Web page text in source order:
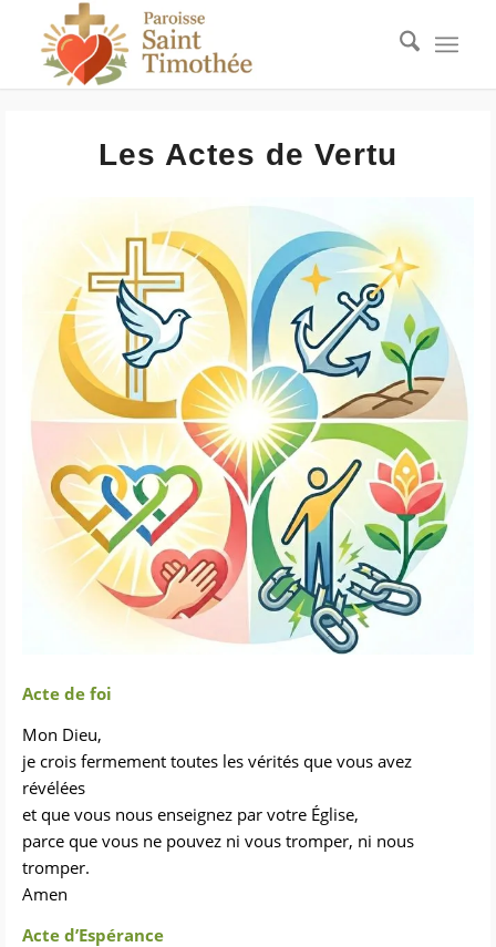
Les Actes de Vertu
Acte de foi
Mon Dieu,
je crois fermement toutes les vérités que vous avez
révélées
et que vous nous enseignez par votre Église,
parce que vous ne pouvez ni vous tromper, ni nous
tromper.
Amen
Acte d’Espérance